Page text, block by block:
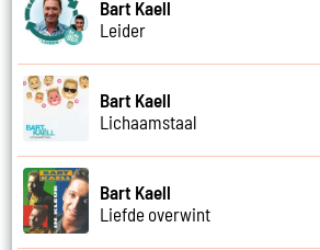
Bart Kaell
Leider
Bart Kaell
Lichaamstaal
Bart Kaell
Liefde overwint